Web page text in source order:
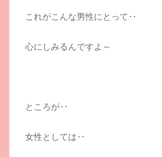
これがこんな男性にとって‥
心にしみるんですよ～
ところが‥
女性としては‥